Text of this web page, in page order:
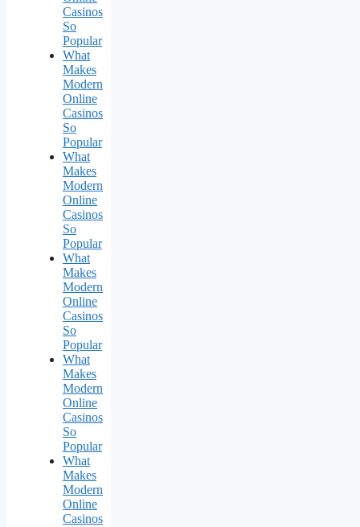
Casinos
So
Popular
What
Makes
Modern
Online
Casinos
So
Popular
What
Makes
Modern
Online
Casinos
So
Popular
What
Makes
Modern
Online
Casinos
So
Popular
What
Makes
Modern
Online
Casinos
So
Popular
What
Makes
Modern
Online
Casinos